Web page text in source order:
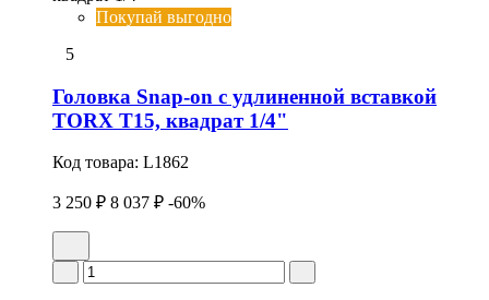
Покупай выгодно
5
Головка Snap-on с удлиненной вставкой
TORX T15, квадрат 1/4"
Код товара: L1862
3 250 ₽ 8 037 ₽ -60%